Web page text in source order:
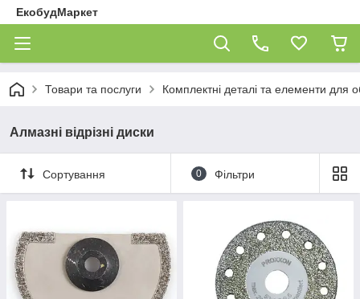
ЕкобудМаркет
Товари та послуги Комплектні деталі та елементи для
Алмазні відрізні диски
Сортування 0 Фільтри